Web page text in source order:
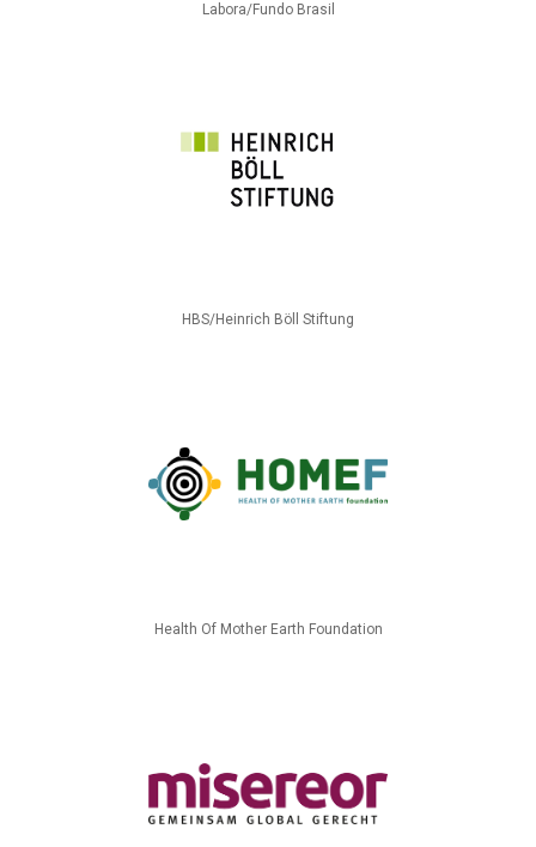
Labora/Fundo Brasil
HBS/Heinrich Böll Stiftung
Health Of Mother Earth Foundation